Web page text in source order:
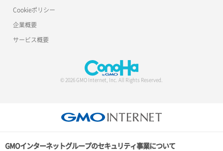
サーバー削除
ポートデタッチ
ポート詳細取得
ロードバランサー詳細取得
ロードバランサー追加
Cookieポリシー
企業概要
サービス概要
© 2026 GMO Internet, Inc. All Rights Reserved.
GMOインターネットグループのセキュリティ事業について